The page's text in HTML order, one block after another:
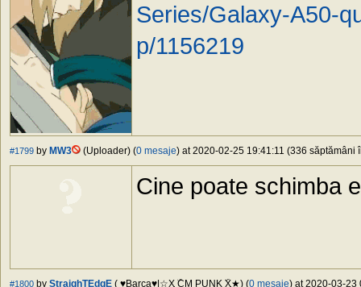
Series/Galaxy-A50-
p/1156219
#1799 by MW3 (Uploader) (0 mesaje) at 2020-02-25 19:41:11 (336 săptămâni
Cine poate schimba
#1800 by StraighTEdgE ( ♥Barça♥|☆Ҳ ۜCM PUNK ۜҲ★) (0 mesaje) at 2020-03-23